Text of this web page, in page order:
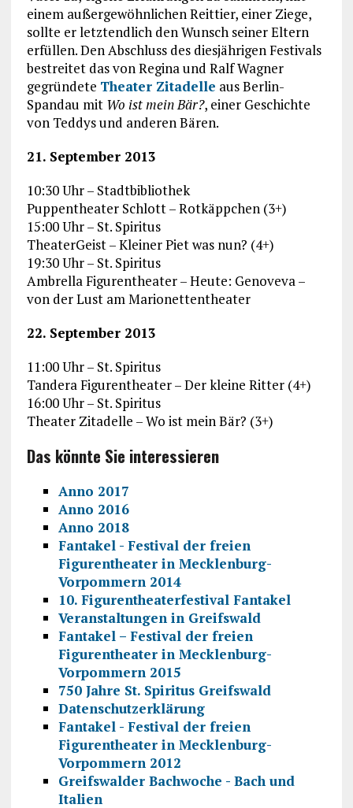
einem außergewöhnlichen Reittier, einer Ziege,
sollte er letztendlich den Wunsch seiner Eltern
erfüllen. Den Abschluss des diesjährigen Festivals
bestreitet das von Regina und Ralf Wagner
gegründete Theater Zitadelle aus Berlin-
Spandau mit Wo ist mein Bär?, einer Geschichte
von Teddys und anderen Bären.
21. September 2013
10:30 Uhr – Stadtbibliothek
Puppentheater Schlott – Rotkäppchen (3+)
15:00 Uhr – St. Spiritus
TheaterGeist – Kleiner Piet was nun? (4+)
19:30 Uhr – St. Spiritus
Ambrella Figurentheater – Heute: Genoveva –
von der Lust am Marionettentheater
22. September 2013
11:00 Uhr – St. Spiritus
Tandera Figurentheater – Der kleine Ritter (4+)
16:00 Uhr – St. Spiritus
Theater Zitadelle – Wo ist mein Bär? (3+)
Das könnte Sie interessieren
Anno 2017
Anno 2016
Anno 2018
Fantakel - Festival der freien
Figurentheater in Mecklenburg-
Vorpommern 2014
10. Figurentheaterfestival Fantakel
Veranstaltungen in Greifswald
Fantakel – Festival der freien
Figurentheater in Mecklenburg-
Vorpommern 2015
750 Jahre St. Spiritus Greifswald
Datenschutzerklärung
Fantakel - Festival der freien
Figurentheater in Mecklenburg-
Vorpommern 2012
Greifswalder Bachwoche - Bach und
Italien